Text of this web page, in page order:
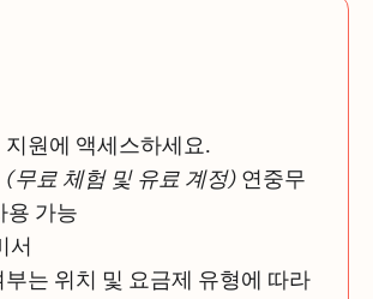
지원에 액세스하세요.
(무료 체험 및 유료 계정) 연중무
용 가능
서
는 위치 및 요금제 유형에 따라